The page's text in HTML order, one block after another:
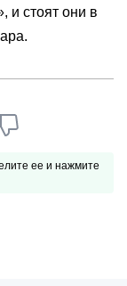
и стоят они в
ее и нажмите